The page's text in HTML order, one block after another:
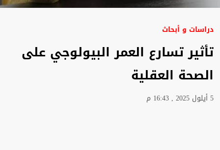
دراسات و أبحاث
تأثير تسارع العمر البيولوجي على
الصحة العقلية
5 أيلول 2025 , 16:43 م